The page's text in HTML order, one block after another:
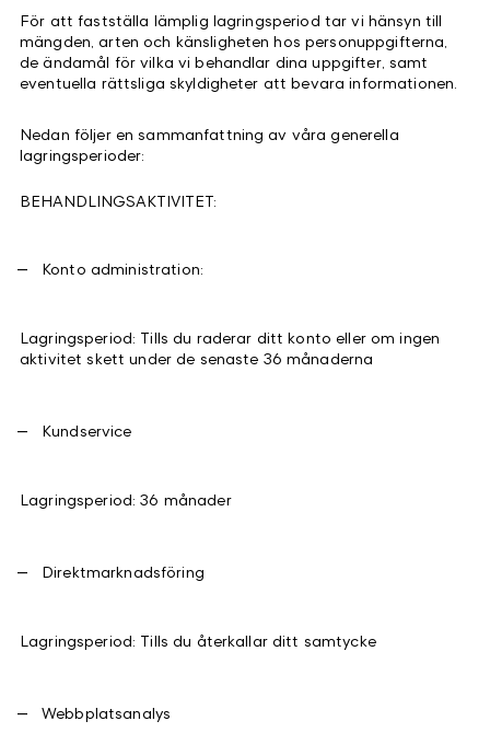
För att fastställa lämplig lagringsperiod tar vi hänsyn till
mängden, arten och känsligheten hos personuppgifterna,
de ändamål för vilka vi behandlar dina uppgifter, samt
eventuella rättsliga skyldigheter att bevara informationen.
Nedan följer en sammanfattning av våra generella
lagringsperioder:
BEHANDLINGSAKTIVITET:
Konto administration:
Lagringsperiod: Tills du raderar ditt konto eller om ingen
aktivitet skett under de senaste 36 månaderna
Kundservice
Lagringsperiod: 36 månader
Direktmarknadsföring
Lagringsperiod: Tills du återkallar ditt samtycke
Webbplatsanalys